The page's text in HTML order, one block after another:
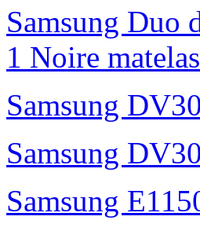
Samsung Duo
1 Noire
Samsung
Samsung
Samsung